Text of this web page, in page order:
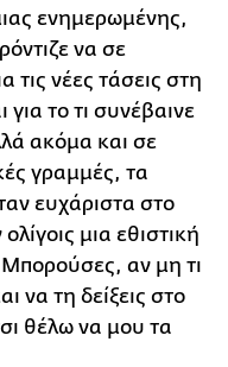
ενημερωμένης,
να σε
τις νέες τάσεις στη
το τι συνέβαινε
ακόμα και σε
γραμμές, τα
ευχάριστα στο
μια εθιστική
Μπορούσες, αν μη τι
να τη δείξεις στο
θέλω να μου τα